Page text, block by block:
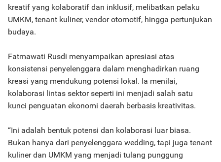
kreatif yang kolaboratif dan inklusif, melibatkan pelaku
UMKM, tenant kuliner, vendor otomotif, hingga pertunjukan
budaya.
Fatmawati Rusdi menyampaikan apresiasi atas
konsistensi penyelenggara dalam menghadirkan ruang
kreasi yang mendukung potensi lokal. Ia menilai,
kolaborasi lintas sektor seperti ini menjadi salah satu
kunci penguatan ekonomi daerah berbasis kreativitas.
“Ini adalah bentuk potensi dan kolaborasi luar biasa.
Bukan hanya dari penyelenggara wedding, tapi juga tenant
kuliner dan UMKM yang menjadi tulang punggung